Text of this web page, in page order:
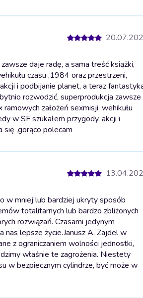
daje radę, a sama treść książki,
czasu ,1984 oraz przestrzeni,
i podbijanie planet, a teraz
rozwodzić, superprodukcja zawsze
założeń sexmisji, wehikułu
w SF szukałem przygody, akcji i
się ,gorąco polecam
w mniej lub bardziej ukryty sposób
totalitarnych lub bardzo zbliżonych
rozwiązań. Czasami jedynym
nas lepsze życie.Janusz A. Zajdel w
z ograniczaniem wolności jednostki,
właśnie te zagrożenia. Niestety
w bezpiecznym cylindrze, być może w